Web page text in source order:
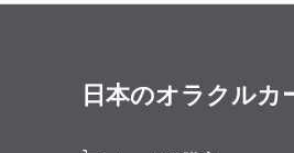
日本のオラクルカ